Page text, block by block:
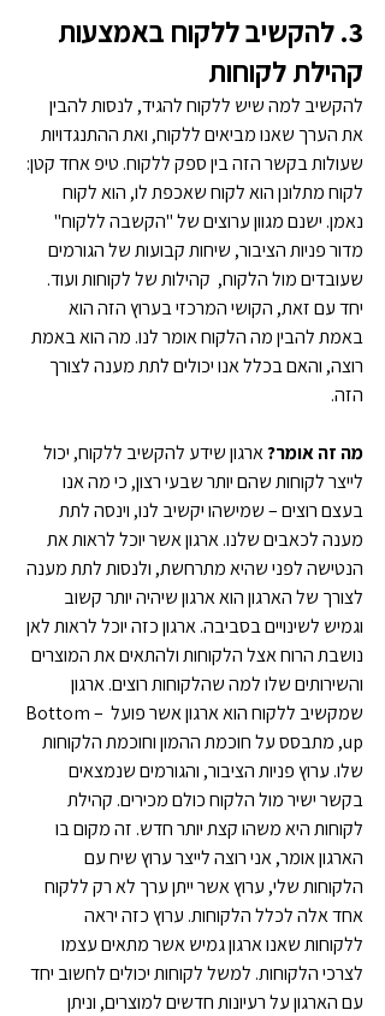
3. להקשיב ללקוח באמצעות
קהילת לקוחות
להקשיב למה שיש ללקוח להגיד, לנסות להבין
את הערך שאנו מביאים ללקוח, ואת ההתנגדויות
שעולות בקשר הזה בין ספק ללקוח. טיפ אחד קטן:
לקוח מתלונן הוא לקוח שאכפת לו, הוא לקוח
נאמן. ישנם מגוון ערוצים של "הקשבה ללקוח"
מדור פניות הציבור, שיחות קבועות של הגורמים
שעובדים מול הלקוח,  קהילות של לקוחות ועוד.
יחד עם זאת, הקושי המרכזי בערוץ הזה הוא
באמת להבין מה הלקוח אומר לנו. מה הוא באמת
רוצה, והאם בכלל אנו יכולים לתת מענה לצורך
הזה.
מה זה אומר? ארגון שידע להקשיב ללקוח, יכול
לייצר לקוחות שהם יותר שבעי רצון, כי מה אנו
בעצם רוצים – שמישהו יקשיב לנו, וינסה לתת
מענה לכאבים שלנו. ארגון אשר יוכל לראות את
הנטישה לפני שהיא מתרחשת, ולנסות לתת מענה
לצורך של הארגון הוא ארגון שיהיה יותר קשוב
וגמיש לשינויים בסביבה. ארגון כזה יוכל לראות לאן
נושבת הרוח אצל הלקוחות ולהתאים את המוצרים
והשירותים שלו למה שהלקוחות רוצים. ארגון
שמקשיב ללקוח הוא ארגון אשר פועל Bottom –
up, מתבסס על חוכמת ההמון וחוכמת הלקוחות
שלו. ערוץ פניות הציבור, והגורמים שנמצאים
בקשר ישיר מול הלקוח כולם מכירים. קהילת
לקוחות היא משהו קצת יותר חדש. זה מקום בו
הארגון אומר, אני רוצה לייצר ערוץ שיח עם
הלקוחות שלי, ערוץ אשר ייתן ערך לא רק ללקוח
אחד אלה לכלל הלקוחות. ערוץ כזה יראה
ללקוחות שאנו ארגון גמיש אשר מתאים עצמו
לצרכי הלקוחות. למשל לקוחות יכולים לחשוב יחד
עם הארגון על רעיונות חדשים למוצרים, וניתן